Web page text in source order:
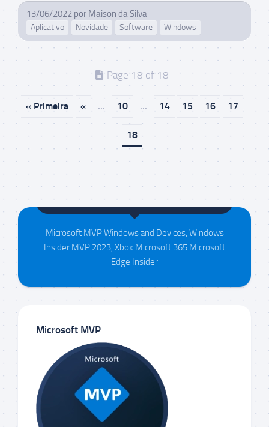
13/06/2022 por Maison da Silva
Aplicativo Novidade Software Windows
Page 18 of 18
« Primeira « ... 10 ... 14 15 16 17
18
Maison da Silva
Microsoft MVP Windows and Devices, Windows
Insider MVP 2023, Xbox Microsoft 365 Microsoft
Edge Insider
Microsoft MVP